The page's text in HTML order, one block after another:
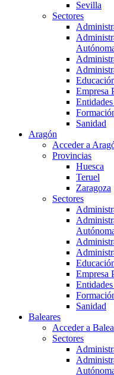
Sevilla
Sectores
Empresa
Sanidad
Aragón
Acceder a
Provincias
Huesca
Teruel
Zaragoza
Sectores
Empresa
Sanidad
Baleares
Acceder a
Sectores